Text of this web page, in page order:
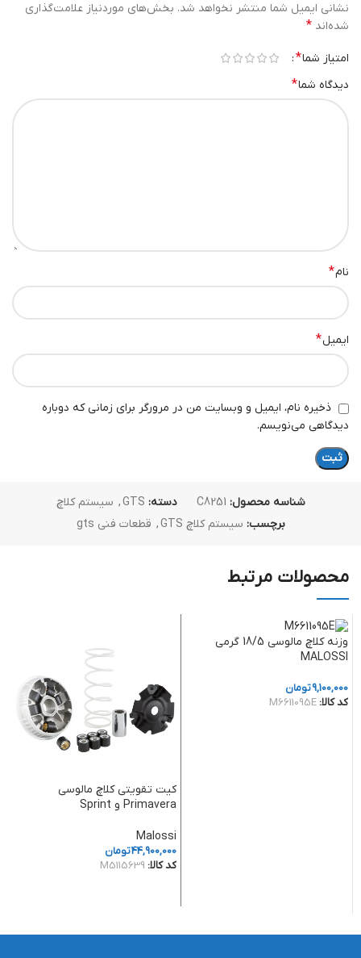
نشانی ایمیل شما منتشر نخواهد شد. بخش‌های موردنیاز علامت‌گذاری
شده‌اند *
امتیاز شما*
دیدگاه شما*
نام*
ایمیل*
ذخیره نام، ایمیل و وبسایت من در مرورگر برای زمانی که دوباره
دیدگاهی می‌نویسم.
شناسه محصول: C8251 دسته: GTS
, سیستم کلاچ
برچسب: سیستم کلاچ GTS , قطعات فنی gts
محصولات مرتبط
وزنه کلاچ مالوسی 18/5 گرمی
MALOSSI
9,100,000تومان
کد کالا: M6611095E
کیت تقویتی کلاچ مالوسی
Primavera و Sprint
Malossi
44,900,000تومان
کد کالا: M5115639